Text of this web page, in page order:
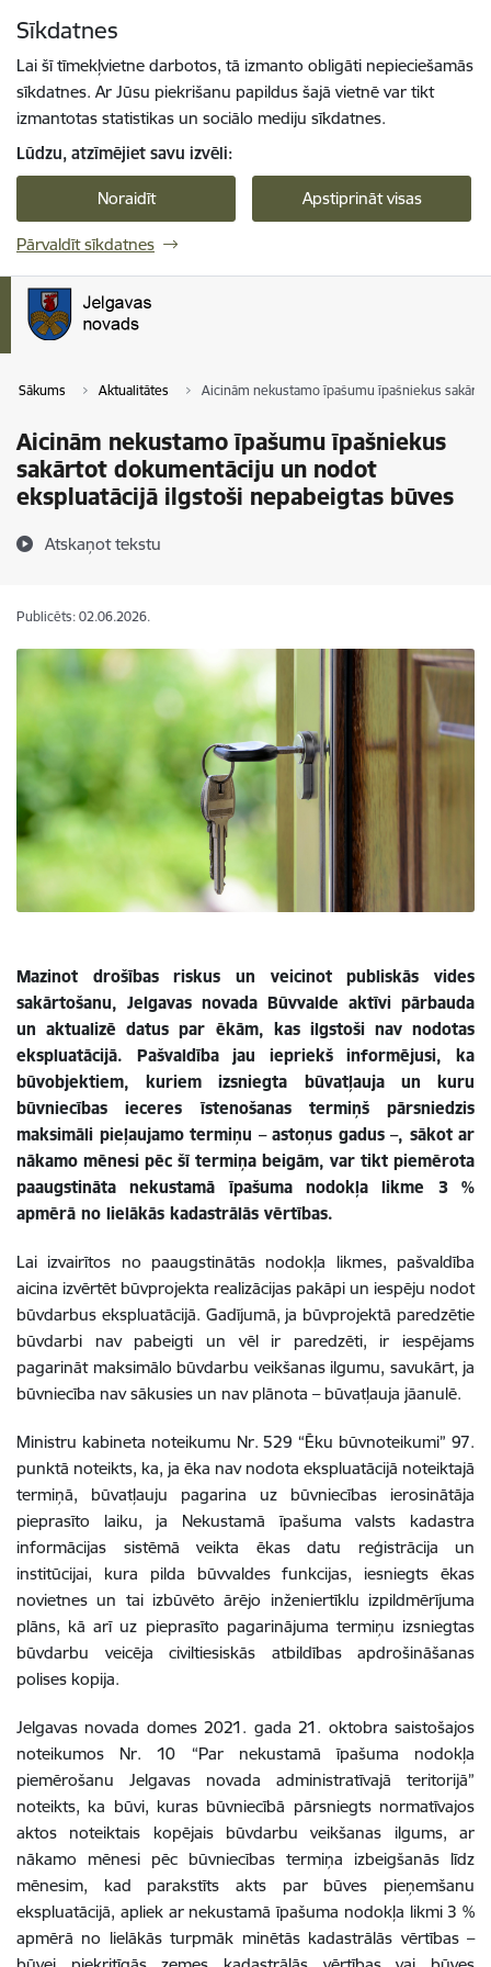
Sīkdatnes
Lai šī tīmekļvietne darbotos, tā izmanto obligāti nepieciešamās
sīkdatnes. Ar Jūsu piekrišanu papildus šajā vietnē var tikt
izmantotas statistikas un sociālo mediju sīkdatnes.
Lūdzu, atzīmējiet savu izvēli:
Noraidīt Apstiprināt visas
Pārvaldīt sīkdatnes
Sākums Aktualitātes Aicinām nekustamo īpašumu īpašniekus
Aicinām nekustamo īpašumu īpašniekus
sakārtot dokumentāciju un nodot
ekspluatācijā ilgstoši nepabeigtas būves
Atskaņot tekstu
Publicēts: 02.06.2026.
Mazinot drošības riskus un veicinot publiskās vides
sakārtošanu, Jelgavas novada Būvvalde aktīvi pārbauda
un aktualizē datus par ēkām, kas ilgstoši nav nodotas
ekspluatācijā. Pašvaldība jau iepriekš informējusi, ka
būvobjektiem, kuriem izsniegta būvatļauja un kuru
būvniecības ieceres īstenošanas termiņš pārsniedzis
maksimāli pieļaujamo termiņu – astoņus gadus –, sākot ar
nākamo mēnesi pēc šī termiņa beigām, var tikt piemērota
paaugstināta nekustamā īpašuma nodokļa likme 3 %
apmērā no lielākās kadastrālās vērtības.
Lai izvairītos no paaugstinātās nodokļa likmes, pašvaldība
aicina izvērtēt būvprojekta realizācijas pakāpi un iespēju nodot
būvdarbus ekspluatācijā. Gadījumā, ja būvprojektā paredzētie
būvdarbi nav pabeigti un vēl ir paredzēti, ir iespējams
pagarināt maksimālo būvdarbu veikšanas ilgumu, savukārt, ja
būvniecība nav sākusies un nav plānota – būvatļauja jāanulē.
Ministru kabineta noteikumu Nr. 529 “Ēku būvnoteikumi” 97.
punktā noteikts, ka, ja ēka nav nodota ekspluatācijā noteiktajā
termiņā, būvatļauju pagarina uz būvniecības ierosinātāja
pieprasīto laiku, ja Nekustamā īpašuma valsts kadastra
informācijas sistēmā veikta ēkas datu reģistrācija un
institūcijai, kura pilda būvvaldes funkcijas, iesniegts ēkas
novietnes un tai izbūvēto ārējo inženiertīklu izpildmērījuma
plāns, kā arī uz pieprasīto pagarinājuma termiņu izsniegtas
būvdarbu veicēja civiltiesiskās atbildības apdrošināšanas
polises kopija.
Jelgavas novada domes 2021. gada 21. oktobra saistošajos
noteikumos Nr. 10 “Par nekustamā īpašuma nodokļa
piemērošanu Jelgavas novada administratīvajā teritorijā”
noteikts, ka būvi, kuras būvniecībā pārsniegts normatīvajos
aktos noteiktais kopējais būvdarbu veikšanas ilgums, ar
nākamo mēnesi pēc būvniecības termiņa izbeigšanās līdz
mēnesim, kad parakstīts akts par būves pieņemšanu
ekspluatācijā, apliek ar nekustamā īpašuma nodokļa likmi 3 %
apmērā no lielākās turpmāk minētās kadastrālās vērtības –